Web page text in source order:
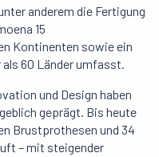
anderem die Fertigung
15
Kontinenten sowie ein
60 Länder umfasst.
und Design haben
geprägt. Bis heute
Brustprothesen und 34
– mit steigender